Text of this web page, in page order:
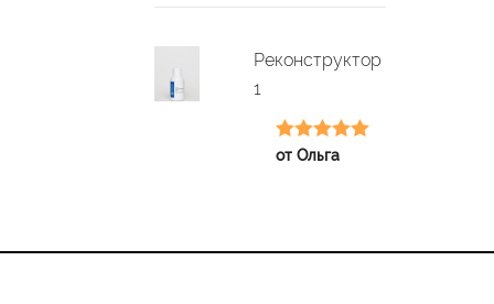
Реконструктор
1
Оценка5
от Ольга